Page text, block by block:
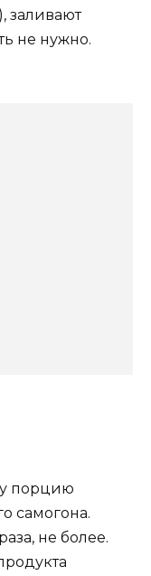
заливают
не нужно.
порцию
самогона.
не более.